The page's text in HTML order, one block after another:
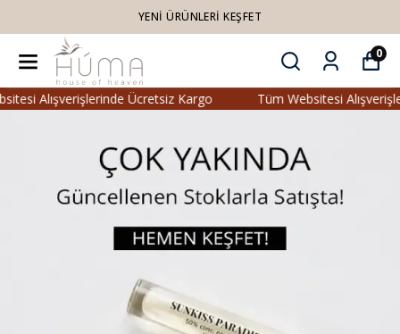
YENI ÜRÜNLERI KEŞFET
0
Alışverişlerinde Ücretsiz Kargo Tüm Websitesi